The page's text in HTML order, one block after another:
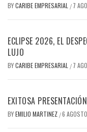
BYCARIBE EMPRESARIAL / 7
ECLIPSE 2026, EL
LUJO
BYCARIBE EMPRESARIAL / 7
EXITOSA
BYEMILIO MARTINEZ /6